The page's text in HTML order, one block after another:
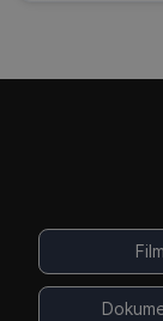
Film